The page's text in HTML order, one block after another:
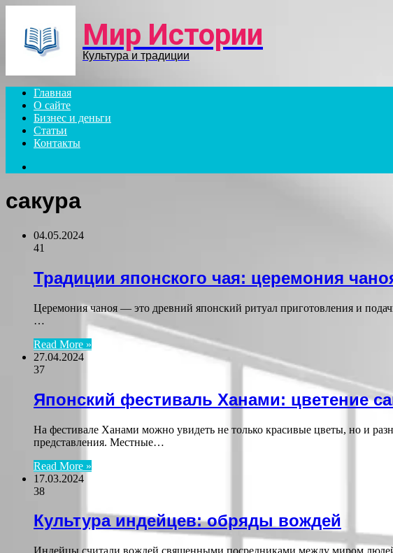
Мир Истории
Культура и традиции
Главная
О сайте
Бизнес и деньги
Статьи
Контакты
сакура
04.05.2024
41
Традиции японского чая: церемония
Церемония чаноя — это древний японский ритуал приготовления и
…
Read More »
27.04.2024
37
Японский фестиваль Ханами: цветение
На фестивале Ханами можно увидеть не только красивые цветы, но и
представления. Местные…
Read More »
17.03.2024
38
Культура индейцев: обряды вождей